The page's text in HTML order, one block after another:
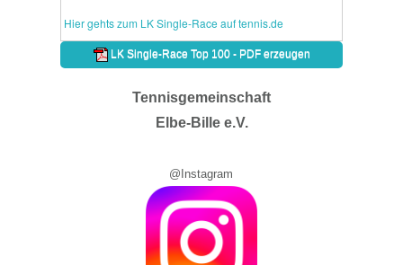
Tennisgemeinschaft
Elbe-Bille e.V.
@Instagram